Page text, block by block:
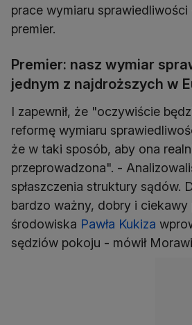
prace wymiaru sprawiedliwości
premier.
Premier: nasz wymiar
jednym z najdroższych w
I zapewnił, że "oczywiście
reformę wymiaru
że w taki sposób, aby ona
przeprowadzona". -
spłaszczenia struktury sądów.
bardzo ważny, dobry i ciekawy
środowiska Pawła Kukiza
sędziów pokoju - mówił